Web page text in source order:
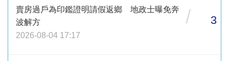
賣房過戶為印鑑證明請假返鄉 地政士曝免奔
波解方
2026-08-04 17:17
/ 3